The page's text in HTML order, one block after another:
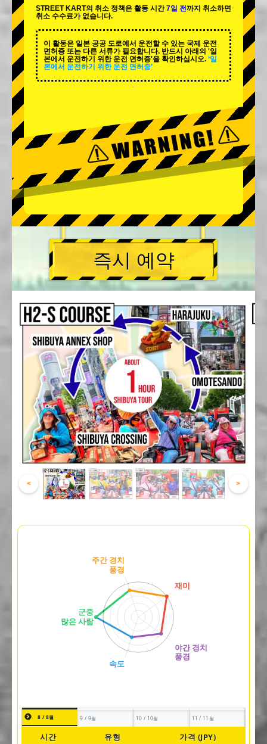
STREET KART의 취소 정책은 활동 시간7일 전까지 취소하면
취소 수수료가 없습니다.
이 활동은 일본 공공 도로에서 운전할 수 있는 국제 운전
면허증 또는 다른 서류가 필요합니다. 반드시 아래의 '일
본에서 운전하기 위한 운전 면허증'을 확인하십시오. ‘일
본에서 운전하기 위한 운전 면허증’
즉시 예약
< >
8 / 8월 9 / 9월 10 / 10월 11 / 11월
시간 유형 가격 (JPY)